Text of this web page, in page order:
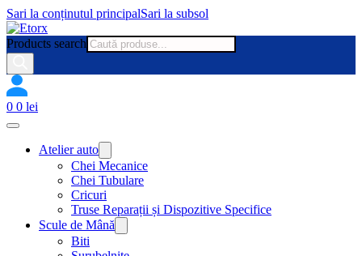
Sari la conținutul principalSari la subsol
Products search
0 0 lei
Atelier auto
Chei Mecanice
Chei Tubulare
Cricuri
Truse Reparații și Dispozitive Specifice
Scule de Mână
Biti